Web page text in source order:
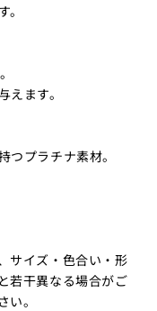
ます。
プラチナ素材。
サイズ・色合い・形
若干異なる場合がご
。